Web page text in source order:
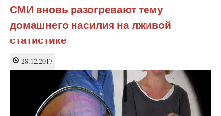
Башкортостана:
НКО
нужна
поддержка
СМИ вновь разогревают тему
домашнего насилия на лживой
статистике
28.12.2017